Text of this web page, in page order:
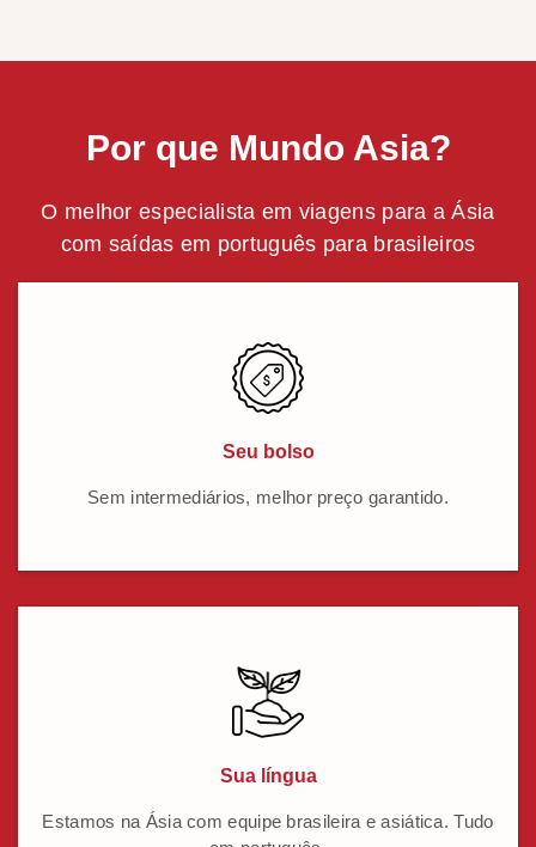
Por que Mundo Asia?
O melhor especialista em viagens para a Ásia
com saídas em português para brasileiros
Seu bolso
Sem intermediários, melhor preço garantido.
Sua língua
Estamos na Ásia com equipe brasileira e asiática. Tudo